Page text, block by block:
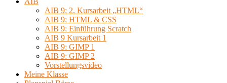
AIB 9: 2. Kursarbeit „HTML“
AIB 9: HTML & CSS
AIB 9: Einführung Scratch
AIB 9 Kursarbeit 1
AIB 9: GIMP 1
AIB 9: GIMP 2
Vorstellungsvideo
Meine Klasse